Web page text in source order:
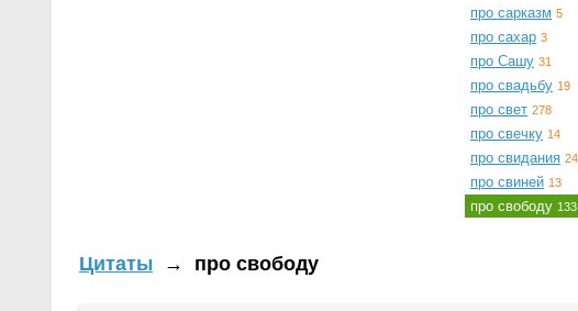
про сарказм 5
про сахар 3
про Сашу 31
про свадьбу 19
про свет 278
про свечку 14
про свидания 24
про свиней 13
про свободу 133
Цитаты → про свободу